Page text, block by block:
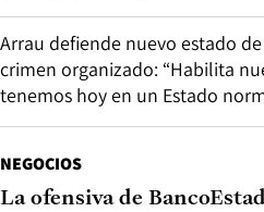
Arrau defiende nuevo estado
crimen organizado: “Habilita
tenemos hoy en un Estado
NEGOCIOS
La ofensiva de